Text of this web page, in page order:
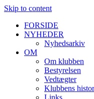
Skip to content
FORSIDE
NYHEDER
Nyhedsarkiv
OM
Om klubben
Bestyrelsen
Vedtægter
Klubbens
Links